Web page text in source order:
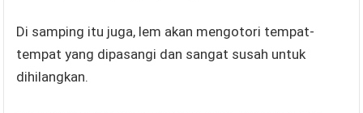
Di samping itu juga, lem akan mengotori tempat-
tempat yang dipasangi dan sangat susah untuk
dihilangkan.